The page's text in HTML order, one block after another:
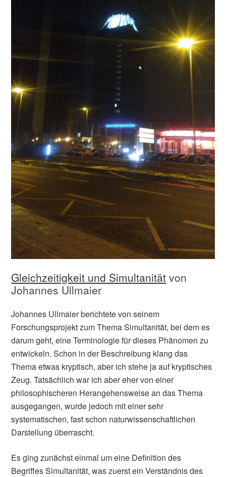
Gleichzeitigkeit und Simultanität von
Johannes Ullmaier
Johannes Ullmaier berichtete von seinem
Forschungsprojekt zum Thema Simultanität, bei dem es
darum geht, eine Terminologie für dieses Phänomen zu
entwickeln. Schon in der Beschreibung klang das
Thema etwas kryptisch, aber ich stehe ja auf kryptisches
Zeug. Tatsächlich war ich aber eher von einer
philosophischeren Herangehensweise an das Thema
ausgegangen, wurde jedoch mit einer sehr
systematischen, fast schon naturwissenschaftlichen
Darstellung überrascht.
Es ging zunächst einmal um eine Definition des
Begriffes Simultanität, was zuerst ein Verständnis des